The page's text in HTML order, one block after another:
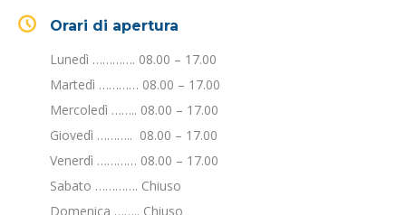
Orari di apertura
Lunedì …………. 08.00 – 17.00
Martedì ………… 08.00 – 17.00
Mercoledì …….. 08.00 – 17.00
Giovedì ……….. 08.00 – 17.00
Venerdì ………… 08.00 – 17.00
Sabato …………. Chiuso
Domenica …….. Chiuso